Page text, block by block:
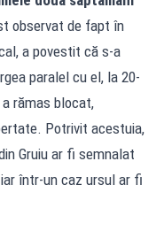
observat de fapt în
a povestit că s-a
paralel cu el, la 20-
rămas blocat,
Potrivit acestuia,
Gruiu ar fi semnalat
într-un caz ursul ar fi